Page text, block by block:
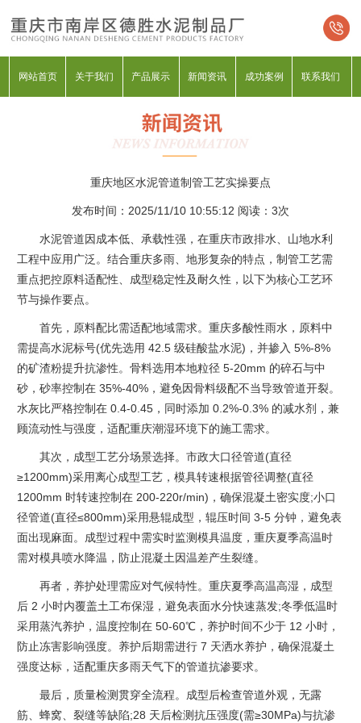
网站首页 关于我们 产品展示 新闻资讯 成功案例 联系我们
重庆地区水泥管道制管工艺实操要点
发布时间：2025/11/10 10:55:12 阅读： 3次
水泥管道因成本低、承载性强，在重庆市政排水、山地水利
工程中应用广泛。结合重庆多雨、地形复杂的特点，制管工艺需
重点把控原料适配性、成型稳定性及耐久性，以下为核心工艺环
节与操作要点。​
首先，原料配比需适配地域需求。重庆多酸性雨水，原料中
需提高水泥标号(优先选用 42.5 级硅酸盐水泥)，并掺入 5%-8%
的矿渣粉提升抗渗性。骨料选用本地粒径 5-20mm 的碎石与中
砂，砂率控制在 35%-40%，避免因骨料级配不当导致管道开裂。
水灰比严格控制在 0.4-0.45，同时添加 0.2%-0.3% 的减水剂，兼
顾流动性与强度，适配重庆潮湿环境下的施工需求。​
其次，成型工艺分场景选择。市政大口径管道(直径
≥1200mm)采用离心成型工艺，模具转速根据管径调整(直径
1200mm 时转速控制在 200-220r/min)，确保混凝土密实度;小口
径管道(直径≤800mm)采用悬辊成型，辊压时间 3-5 分钟，避免表
面出现麻面。成型过程中需实时监测模具温度，重庆夏季高温时
需对模具喷水降温，防止混凝土因温差产生裂缝。​
再者，养护处理需应对气候特性。重庆夏季高温高湿，成型
后 2 小时内覆盖土工布保湿，避免表面水分快速蒸发;冬季低温时
采用蒸汽养护，温度控制在 50-60℃，养护时间不少于 12 小时，
防止冻害影响强度。养护后期需进行 7 天洒水养护，确保混凝土
强度达标，适配重庆多雨天气下的管道抗渗要求。​
最后，质量检测贯穿全流程。成型后检查管道外观，无露
筋、蜂窝、裂缝等缺陷;28 天后检测抗压强度(需≥30MPa)与抗渗